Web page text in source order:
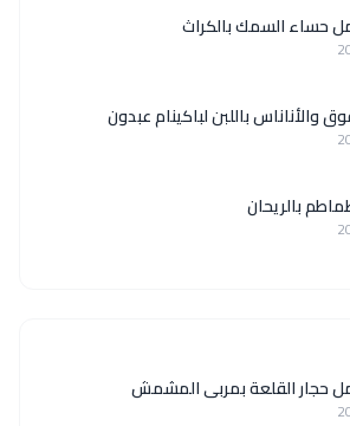
حساء السمك بالكراث
والأناناس باللبن لباكينام عبدون
بالريحان
حجار القلعة بمربى المشمش